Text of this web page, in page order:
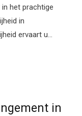
het prachtige
in
ervaart u…
in